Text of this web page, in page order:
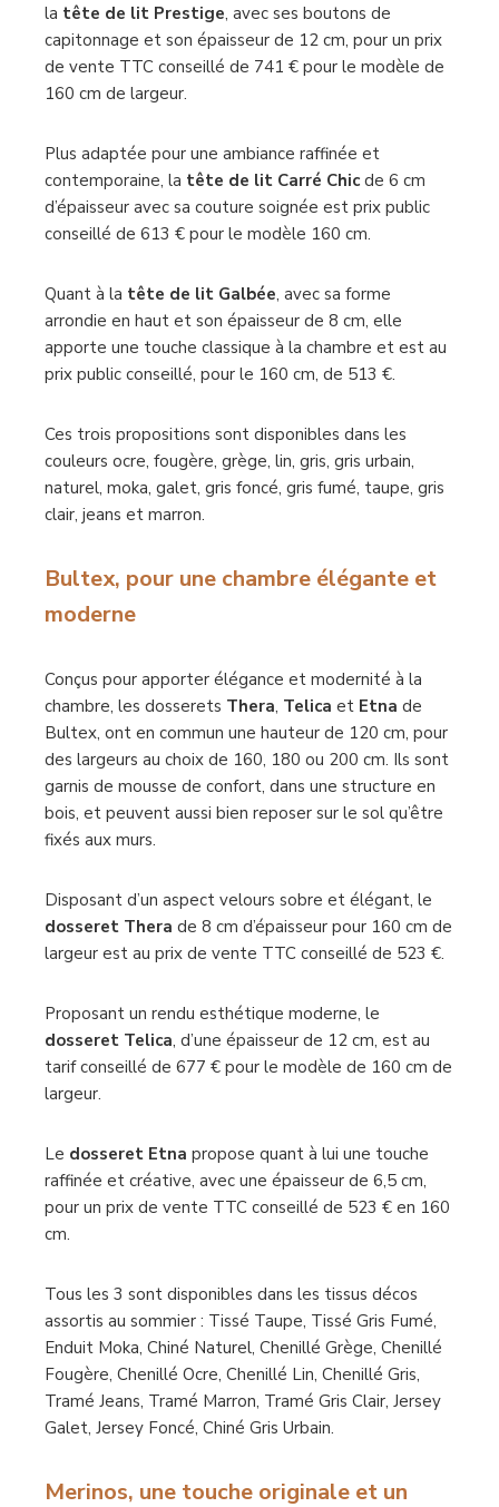
la tête de lit Prestige, avec ses boutons de
capitonnage et son épaisseur de 12 cm, pour un prix
de vente TTC conseillé de 741 € pour le modèle de
160 cm de largeur.
Plus adaptée pour une ambiance raffinée et
contemporaine, la tête de lit Carré Chic de 6 cm
d’épaisseur avec sa couture soignée est prix public
conseillé de 613 € pour le modèle 160 cm.
Quant à la tête de lit Galbée, avec sa forme
arrondie en haut et son épaisseur de 8 cm, elle
apporte une touche classique à la chambre et est au
prix public conseillé, pour le 160 cm, de 513 €.
Ces trois propositions sont disponibles dans les
couleurs ocre, fougère, grège, lin, gris, gris urbain,
naturel, moka, galet, gris foncé, gris fumé, taupe, gris
clair, jeans et marron.
Bultex, pour une chambre élégante et
moderne
Conçus pour apporter élégance et modernité à la
chambre, les dosserets Thera, Telica et Etna de
Bultex, ont en commun une hauteur de 120 cm, pour
des largeurs au choix de 160, 180 ou 200 cm. Ils sont
garnis de mousse de confort, dans une structure en
bois, et peuvent aussi bien reposer sur le sol qu’être
fixés aux murs.
Disposant d’un aspect velours sobre et élégant, le
dosseret Thera de 8 cm d’épaisseur pour 160 cm de
largeur est au prix de vente TTC conseillé de 523 €.
Proposant un rendu esthétique moderne, le
dosseret Telica, d’une épaisseur de 12 cm, est au
tarif conseillé de 677 € pour le modèle de 160 cm de
largeur.
Le dosseret Etna propose quant à lui une touche
raffinée et créative, avec une épaisseur de 6,5 cm,
pour un prix de vente TTC conseillé de 523 € en 160
cm.
Tous les 3 sont disponibles dans les tissus décos
assortis au sommier : Tissé Taupe, Tissé Gris Fumé,
Enduit Moka, Chiné Naturel, Chenillé Grège, Chenillé
Fougère, Chenillé Ocre, Chenillé Lin, Chenillé Gris,
Tramé Jeans, Tramé Marron, Tramé Gris Clair, Jersey
Galet, Jersey Foncé, Chiné Gris Urbain.
Merinos, une touche originale et un